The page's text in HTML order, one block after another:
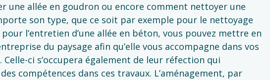
une allée en goudron ou encore comment nettoyer une
son type, que ce soit par exemple pour le nettoyage
l’entretien d’une allée en béton, vous pouvez mettre en
du paysage afin qu’elle vous accompagne dans vos
ci s’occupera également de leur réfection qui
compétences dans ces travaux. L’aménagement, par